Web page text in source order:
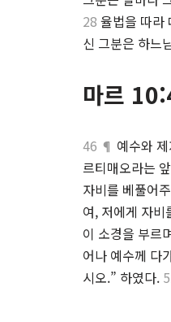
28 율법을 따라
신 그분은 하느
마르
46 ¶ 예수와
르티매오라는
자비를 베풀어
여, 저에게 자
이 소경을 부르
어나 예수께 다
시오.” 하였다.